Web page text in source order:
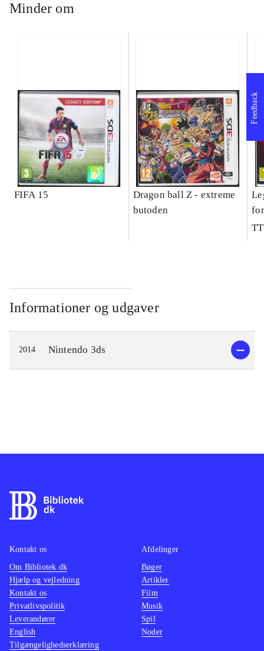
Minder om
FIFA 15
Dragon ball Z - extreme
butoden
Informationer og udgaver
2014 Nintendo 3ds
Feedback
Kontakt os
Om Bibliotek.dk
Hjælp og vejledning
Kontakt os
Privatlivspolitik
Leverandører
English
Tilgængelighedserklæring
Afdelinger
Bøger
Artikler
Film
Musik
Spil
Noder